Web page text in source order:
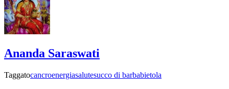
Ananda Saraswati
Taggatocancroenergiasalutesucco di barbabietola